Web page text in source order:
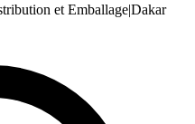
et Emballage|Dakar